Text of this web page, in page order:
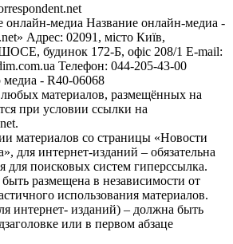
онлайн-медиа Название онлайн-медиа -
Адрес: 02091, місто Київ,
будинок 172-Б, офіс 208/1 E-mail:
Телефон: 044-205-43-00
- R40-06068
материалов, размещённых на
при условии ссылки на
материалов со страницы «Новости
для интернет-изданий – обязательна
для поисковых систем гиперссылка.
размещена в независимости от
использования материалов.
интернет- изданий) – должна быть
или в первом абзаце